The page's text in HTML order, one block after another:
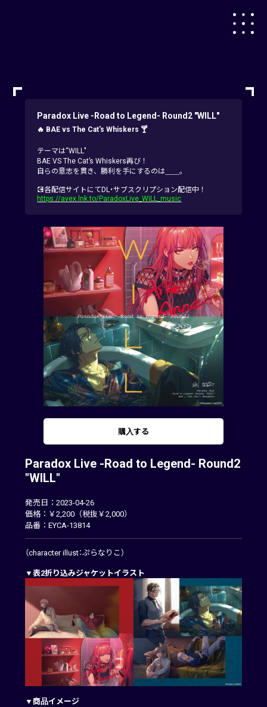
Paradox Live -Road to Legend- Round2 "WILL"
🔥 BAE vs The Cat's Whiskers 🍸
テーマは“WILL"
BAE VS The Cat’s Whiskers再び！
自らの意志を貫き、勝利を手にするのは＿＿。
💽各配信サイトにてDL・サブスクリプション配信中！
https://avex.lnk.to/ParadoxLive_WILL_music
購入する
Paradox Live -Road to Legend- Round2
"WILL"
発売日：2023-04-26
価格：￥2,200（税抜￥2,000）
品番：EYCA-13814
（character illust：ぷらなりこ）
▼表2折り込みジャケットイラスト
▼商品イメージ